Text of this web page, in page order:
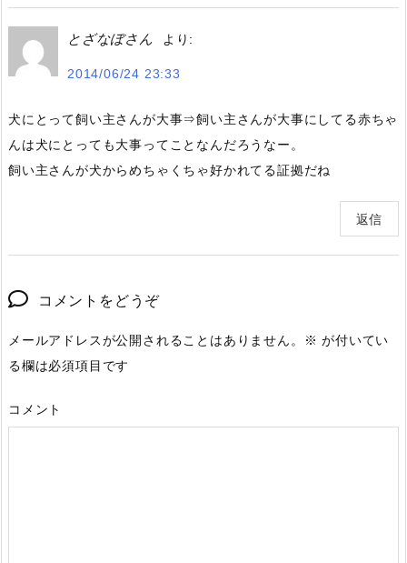
とざなぼさん より:
2014/06/24 23:33
犬にとって飼い主さんが大事⇒飼い主さんが大事にしてる赤ちゃ
んは犬にとっても大事ってことなんだろうなー。
飼い主さんが犬からめちゃくちゃ好かれてる証拠だね
返信
コメントをどうぞ
メールアドレスが公開されることはありません。 ※ が付いてい
る欄は必須項目です
コメント